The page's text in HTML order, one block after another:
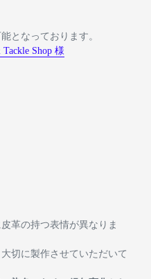
となっております。
Shop 様
革の持つ表情が異なりま
切に製作させていただいて